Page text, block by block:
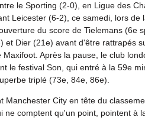
le Sporting (2-0), en Ligue des
Leicester (6-2), ce samedi, lors de
du score de Tielemans (6e
et Dier (21e) avant d'être rattrapés
Après la pause, le club
le festival Son, qui entré à la 59e
triplé (73e, 84e, 86e).
Manchester City en tête du
ne comptent qu'un point, pointent à